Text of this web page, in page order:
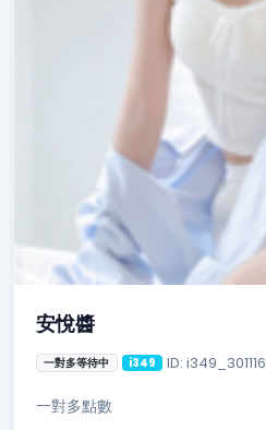
安悅醬
一對多等待中 i349 ID: i349_301116
一對多點數